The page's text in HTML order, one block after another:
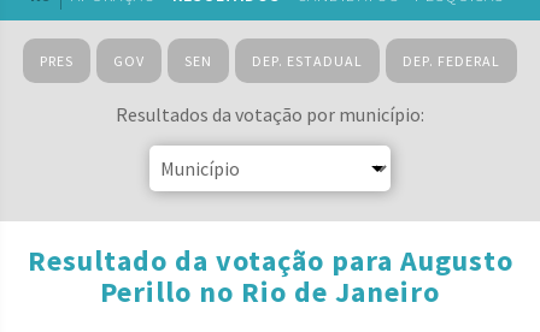
PRES GOV SEN DEP. ESTADUAL DEP. FEDERAL
Resultados da votação por município:
Resultado da votação para Augusto
Perillo no Rio de Janeiro